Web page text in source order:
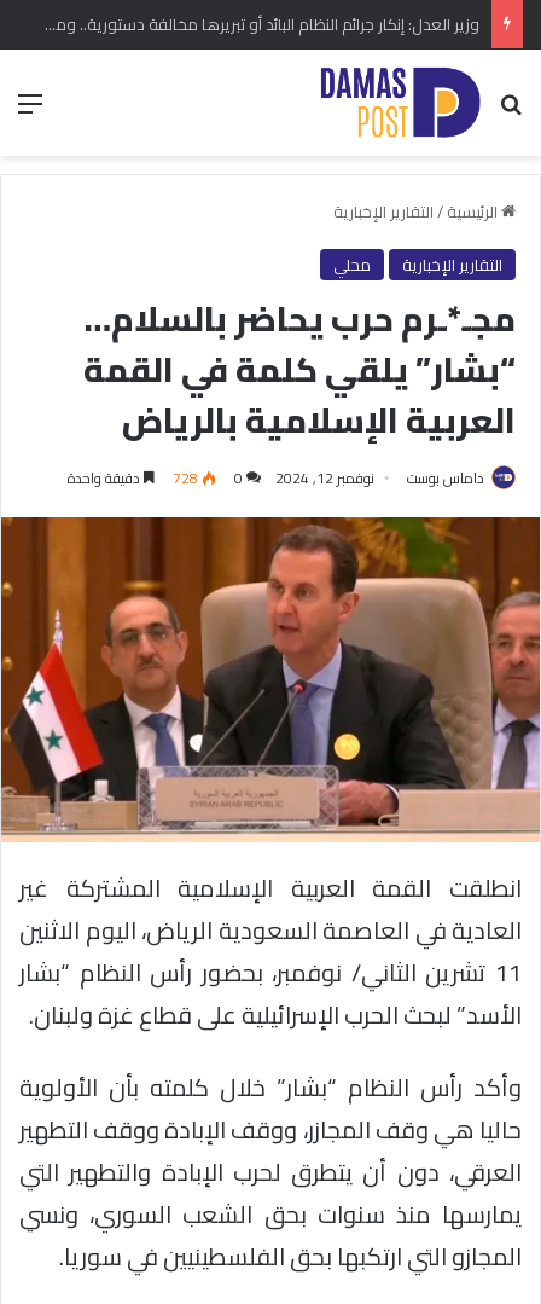
وزير العدل: إنكار جرائم النظام البائد أو تبريرها مخالفة دستورية.. ومشروع قانون خاص إلى مجلس الشعب
بحث عن
الرئيسية/التقارير الإخبارية
التقارير الإخبارية
محلي
مجـ*ـرم حرب يحاضر بالسلام…
“بشار” يلقي كلمة في القمة
العربية الإسلامية بالرياض
داماس بوست نوفمبر 12, 2024 0
728 دقيقة واحدة
انطلقت القمة العربية الإسلامية المشتركة غير
العادية في العاصمة السعودية الرياض، اليوم الاثنين
11 تشرين الثاني/ نوفمبر، بحضور رأس النظام “بشار
الأسد” لبحث الحرب الإسرائيلية على قطاع غزة ولبنان.
وأكد رأس النظام “بشار” خلال كلمته بأن الأولوية
حاليا هي وقف المجازر، ووقف الإبادة ووقف التطهير
العرقي، دون أن يتطرق لحرب الإبادة والتطهير التي
يمارسها منذ سنوات بحق الشعب السوري، ونسي
المجازو التي ارتكبها بحق الفلسطينيين في سوريا.